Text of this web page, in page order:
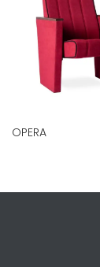
OPERA